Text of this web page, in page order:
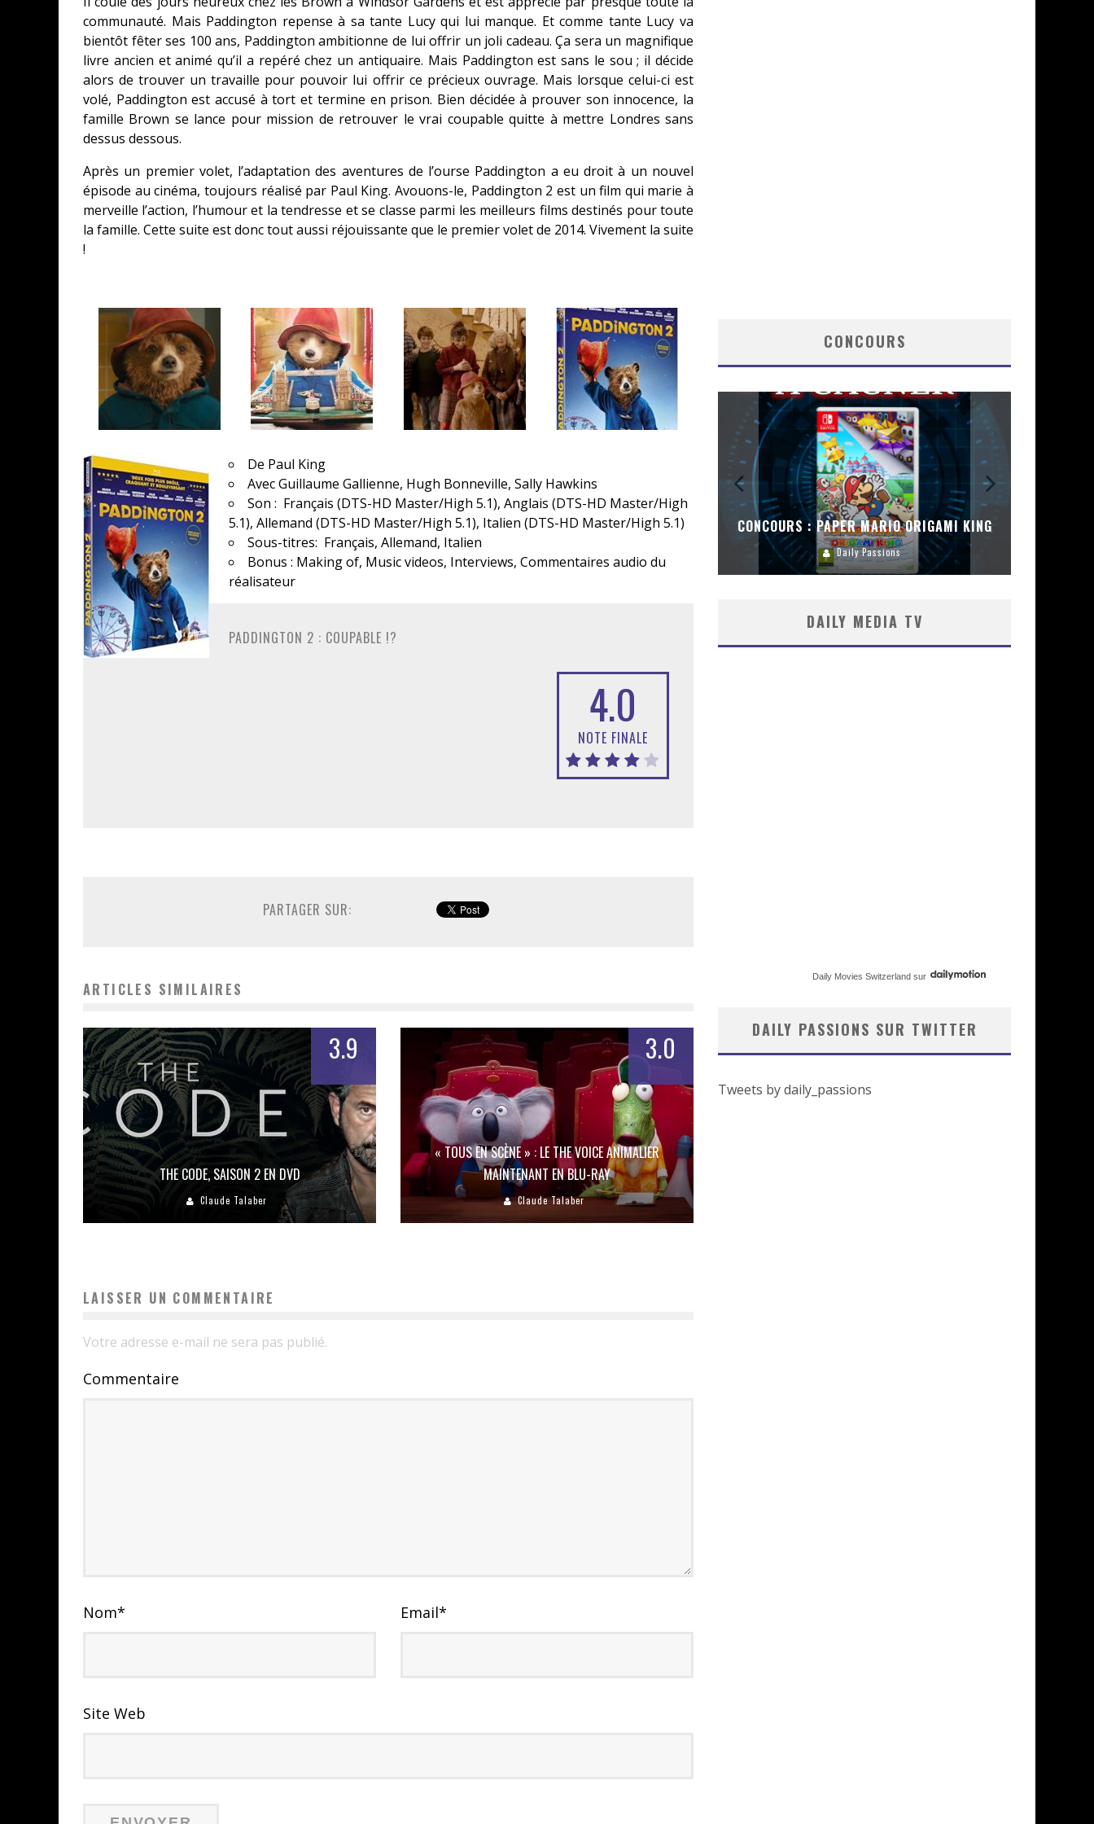
communauté. Mais Paddington repense à sa tante Lucy qui lui manque. Et comme tante Lucy va
bientôt fêter ses 100 ans, Paddington ambitionne de lui offrir un joli cadeau. Ça sera un magnifique
livre ancien et animé qu’il a repéré chez un antiquaire. Mais Paddington est sans le sou ; il décide
alors de trouver un travaille pour pouvoir lui offrir ce précieux ouvrage. Mais lorsque celui-ci est
volé, Paddington est accusé à tort et termine en prison. Bien décidée à prouver son innocence, la
famille Brown se lance pour mission de retrouver le vrai coupable quitte à mettre Londres sans
dessus dessous.
Après un premier volet, l’adaptation des aventures de l’ourse Paddington a eu droit à un nouvel
épisode au cinéma, toujours réalisé par Paul King. Avouons-le, Paddington 2 est un film qui marie à
merveille l’action, l’humour et la tendresse et se classe parmi les meilleurs films destinés pour toute
la famille. Cette suite est donc tout aussi réjouissante que le premier volet de 2014. Vivement la suite
!
De Paul King
Avec Guillaume Gallienne, Hugh Bonneville, Sally Hawkins
Son : Français (DTS-HD Master/High 5.1), Anglais (DTS-HD Master/High
5.1), Allemand (DTS-HD Master/High 5.1), Italien (DTS-HD Master/High 5.1)
Sous-titres: Français, Allemand, Italien
Bonus : Making of, Music videos, Interviews, Commentaires audio du
réalisateur
PADDINGTON 2 : COUPABLE !?
4.0
NOTE FINALE
PARTAGER SUR:
ARTICLES SIMILAIRES
3.9
THE CODE, SAISON 2 EN DVD
Claude Talaber
3.0
« TOUS EN SCÈNE » : LE THE VOICE ANIMALIER
MAINTENANT EN BLU-RAY
Claude Talaber
LAISSER UN COMMENTAIRE
Votre adresse e-mail ne sera pas publié.
Commentaire
Nom* Email*
Site Web
CONCOURS
CONCOURS : CALENDRIER DE L’AVENT – UNE
COPIE DU JEU « GRID, ULTIMATE EDITION »
SUR XBOX ONE OU PS4
CONCOURS : PAPER MARIO ORIGAMI KING
Daily Passions
DAILY MEDIA TV
Daily Movies Switzerland sur
DAILY PASSIONS SUR TWITTER
Tweets by daily_passions